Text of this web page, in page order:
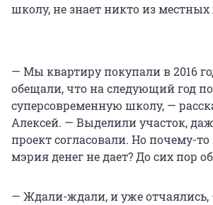
школу, не знает никто из местных
— Мы квартиру покупали в 2016
обещали, что на следующий год
суперсовременную школу, —
Алексей. — Выделили участок,
проект согласовали. Но почему-то
мэрия денег не дает? До сих пор
— Ждали-ждали, и уже